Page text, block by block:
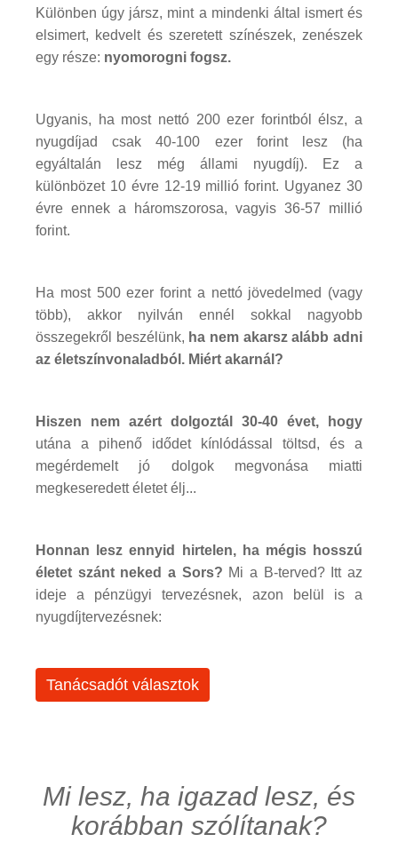
Különben úgy jársz, mint a mindenki által ismert és
elsimert, kedvelt és szeretett színészek, zenészek
egy része: nyomorogni fogsz.
Ugyanis, ha most nettó 200 ezer forintból élsz, a
nyugdíjad csak 40-100 ezer forint lesz (ha
egyáltalán lesz még állami nyugdíj). Ez a
különbözet 10 évre 12-19 millió forint. Ugyanez 30
évre ennek a háromszorosa, vagyis 36-57 millió
forint.
Ha most 500 ezer forint a nettó jövedelmed (vagy
több), akkor nyilván ennél sokkal nagyobb
összegekről beszélünk, ha nem akarsz alább adni
az életszínvonaladból. Miért akarnál?
Hiszen nem azért dolgoztál 30-40 évet, hogy
utána a pihenő idődet kínlódással töltsd, és a
megérdemelt jó dolgok megvonása miatti
megkeseredett életet élj...
Honnan lesz ennyid hirtelen, ha mégis hosszú
életet szánt neked a Sors? Mi a B-terved? Itt az
ideje a pénzügyi tervezésnek, azon belül is a
nyugdíjtervezésnek:
Tanácsadót választok
Mi lesz, ha igazad lesz, és
korábban szólítanak?